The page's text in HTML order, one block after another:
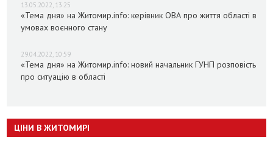
13.05.2022, 13:25
«Тема дня» на Житомир.info: керівник ОВА про життя області в
умовах воєнного стану
29.04.2022, 10:59
«Тема дня» на Житомир.info: новий начальник ГУНП розповість
про ситуацію в області
ЦІНИ В ЖИТОМИРІ